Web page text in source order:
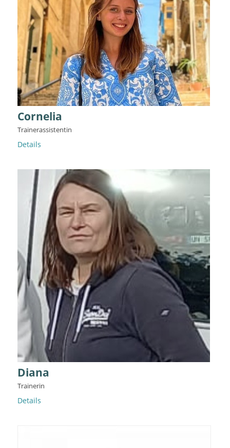
Cornelia
Trainerassistentin
Details
Diana
Trainerin
Details